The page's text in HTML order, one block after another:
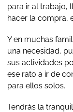
para ir al trabajo,
hacer la compra,
Y en muchas
una necesidad,
sus actividades
ese rato a ir de
para ellos solos.
Tendrás la